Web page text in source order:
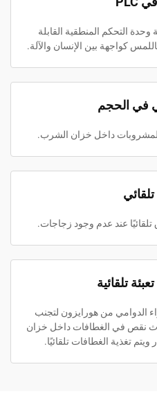
وحدة التحكم المنطقية القابلة
في الحجم
المشروبات داخل خزان الشرب.
تلقائيًا عند عدم وجود زجاجات.
تلقائية
الدوامي من هورايزون لتجنب
نقص في الغطافات داخل خزان
ويتم تغذية الغطافات تلقائيًا.